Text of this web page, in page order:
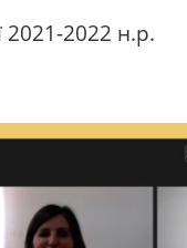
2021-2022 н.р.